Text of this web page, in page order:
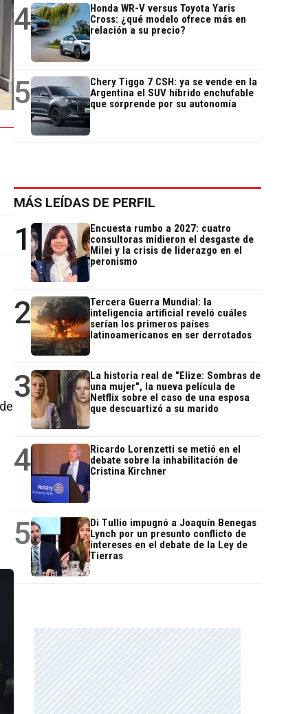
4
Honda WR-V versus Toyota Yaris
Cross: ¿qué modelo ofrece más en
relación a su precio?
5
Chery Tiggo 7 CSH: ya se vende en la
Argentina el SUV híbrido enchufable
que sorprende por su autonomía
MÁS LEÍDAS DE PERFIL
1
Encuesta rumbo a 2027: cuatro
consultoras midieron el desgaste de
Milei y la crisis de liderazgo en el
peronismo
2
Tercera Guerra Mundial: la
inteligencia artificial reveló cuáles
serían los primeros países
latinoamericanos en ser derrotados
3
La historia real de "Elize: Sombras de
una mujer", la nueva película de
Netflix sobre el caso de una esposa
que descuartizó a su marido
4
Ricardo Lorenzetti se metió en el
debate sobre la inhabilitación de
Cristina Kirchner
5
Di Tullio impugnó a Joaquín Benegas
Lynch por un presunto conflicto de
intereses en el debate de la Ley de
Tierras